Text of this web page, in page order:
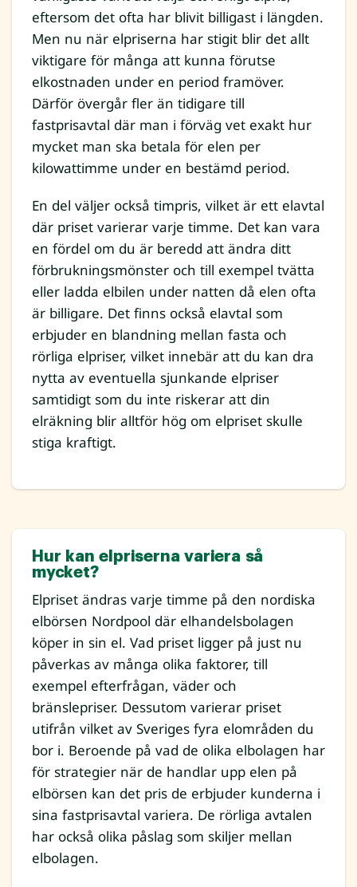
eftersom det ofta har blivit billigast i längden.
Men nu när elpriserna har stigit blir det allt
viktigare för många att kunna förutse
elkostnaden under en period framöver.
Därför övergår fler än tidigare till
fastprisavtal där man i förväg vet exakt hur
mycket man ska betala för elen per
kilowattimme under en bestämd period.
En del väljer också timpris, vilket är ett elavtal
där priset varierar varje timme. Det kan vara
en fördel om du är beredd att ändra ditt
förbrukningsmönster och till exempel tvätta
eller ladda elbilen under natten då elen ofta
är billigare. Det finns också elavtal som
erbjuder en blandning mellan fasta och
rörliga elpriser, vilket innebär att du kan dra
nytta av eventuella sjunkande elpriser
samtidigt som du inte riskerar att din
elräkning blir alltför hög om elpriset skulle
stiga kraftigt.
Hur kan elpriserna variera så
mycket?
Elpriset ändras varje timme på den nordiska
elbörsen Nordpool där elhandelsbolagen
köper in sin el. Vad priset ligger på just nu
påverkas av många olika faktorer, till
exempel efterfrågan, väder och
bränslepriser. Dessutom varierar priset
utifrån vilket av Sveriges fyra elområden du
bor i. Beroende på vad de olika elbolagen har
för strategier när de handlar upp elen på
elbörsen kan det pris de erbjuder kunderna i
sina fastprisavtal variera. De rörliga avtalen
har också olika påslag som skiljer mellan
elbolagen.